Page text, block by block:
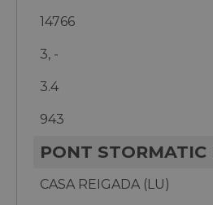
14766
3, -
3.4
943
PONT STORMATIC
CASA REIGADA (LU)